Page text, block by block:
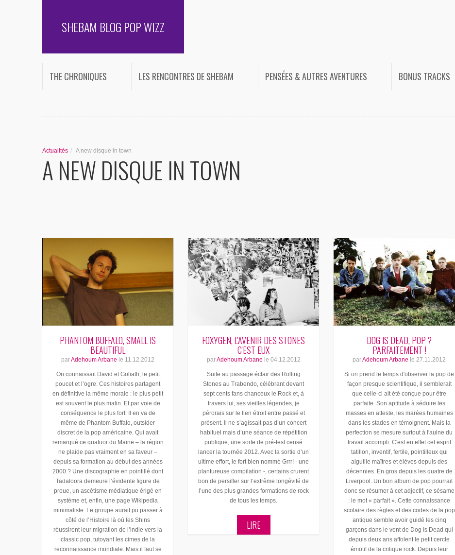
SHEBAM BLOG POP WIZZ
THE CHRONIQUES LES RENCONTRES DE SHEBAM PENSÉES & AUTRES AVENTURES BONUS TRACKS
Actualités / A new disque in town
A NEW DISQUE IN TOWN
PHANTOM BUFFALO, SMALL IS
BEAUTIFUL
parAdehoum Arbane le 11.12.2012
On connaissait David et Goliath, le petit
poucet et l’ogre. Ces histoires partagent
en définitive la même morale : le plus petit
est souvent le plus malin. Et par voie de
conséquence le plus fort. Il en va de
même de Phantom Buffalo, outsider
discret de la pop américaine. Qui avait
remarqué ce quatuor du Maine – la région
ne plaide pas vraiment en sa faveur –
depuis sa formation au début des années
2000 ? Une discographie en pointillé dont
Tadaloora demeure l’évidente figure de
proue, un ascétisme médiatique érigé en
système et, enfin, une page Wikipedia
minimaliste. Le groupe aurait pu passer à
côté de l’Histoire là où les Shins
réussirent leur migration de l’indie vers la
classic pop, tutoyant les cimes de la
reconnaissance mondiale. Mais il faut se
FOXYGEN, L'AVENIR DES STONES
C'EST EUX
parAdehoum Arbane le 04.12.2012
Suite au passage éclair des Rolling
Stones au Trabendo, célébrant devant
sept cents fans chanceux le Rock et, à
travers lui, ses vieilles légendes, je
pérorais sur le lien étroit entre passé et
présent. Il ne s’agissait pas d’un concert
habituel mais d’une séance de répétition
publique, une sorte de pré-test censé
lancer la tournée 2012. Avec la sortie d’un
ultime effort, le fort bien nommé Grrr! - une
plantureuse compilation -, certains crurent
bon de persifler sur l’extrême longévité de
l’une des plus grandes formations de rock
de tous les temps.
LIRE
DOG IS DEAD, POP ?
PARFAITEMENT !
parAdehoum Arbane le 27.11.2012
Si on prend le temps d'observer la pop de
façon presque scientifique, il semblerait
que celle-ci ait été conçue pour être
parfaite. Son aptitude à séduire les
masses en atteste, les marées humaines
dans les stades en témoignent. Mais la
perfection se mesure surtout à l'aulne du
travail accompli. C'est en effet cet esprit
tatillon, inventif, fertile, pointilleux qui
aiguille maîtres et élèves depuis des
décennies. En gros depuis les quatre de
Liverpool. Un bon album de pop pourrait
donc se résumer à cet adjectif, ce sésame
: le mot « parfait ». Cette connaissance
scolaire des règles et des codes de la pop
antique semble avoir guidé les cinq
garçons dans le vent de Dog Is Dead qui
depuis deux ans affolent le petit cercle
émotif de la critique rock. Depuis leur